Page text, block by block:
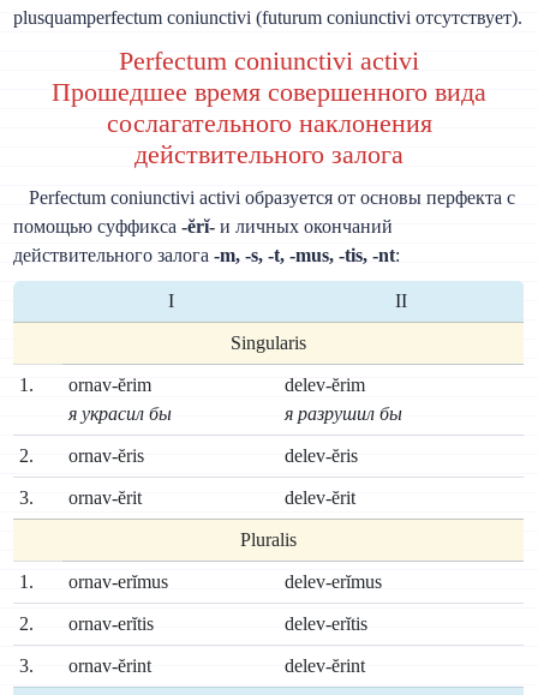
plusquamperfectum coniunctivi (futurum coniunctivi отсутствует).
Perfectum coniunctivi activi
Прошедшее время совершенного вида
сослагательного наклонения
действительного залога
Perfectum coniunctivi activi образуется от основы перфекта с
помощью суффикса-ĕrĭ- и личных окончаний
действительного залога-m, -s, -t, -mus, -tis, -nt:
I II
Singularis
1.
ornav-ĕrim
я украсил бы
delev-ĕrim
я разрушил бы
2. ornav-ĕris delev-ĕris
3. ornav-ĕrit delev-ĕrit
Pluralis
1. ornav-erĭmus delev-erĭmus
2. ornav-erĭtis delev-erĭtis
3. ornav-ĕrint delev-ĕrint